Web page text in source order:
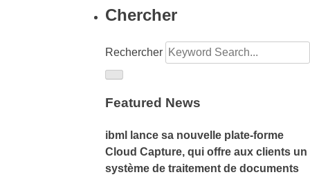
Chercher
Rechercher
Featured News
ibml lance sa nouvelle plate-forme
Cloud Capture, qui offre aux clients un
système de traitement de documents